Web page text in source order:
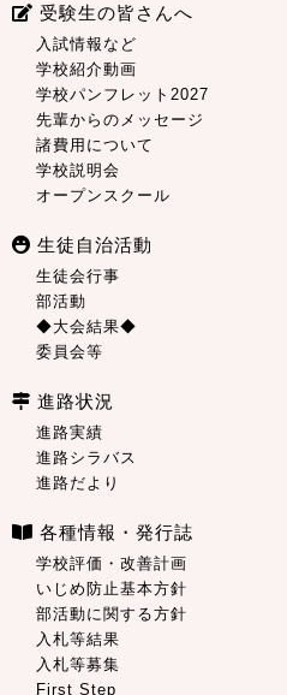
受験生の皆さんへ
入試情報など
学校紹介動画
学校パンフレット2027
先輩からのメッセージ
諸費用について
学校説明会
オープンスクール
生徒自治活動
生徒会行事
部活動
◆大会結果◆
委員会等
進路状況
進路実績
進路シラバス
進路だより
各種情報・発行誌
学校評価・改善計画
いじめ防止基本方針
部活動に関する方針
入札等結果
入札等募集
First Step